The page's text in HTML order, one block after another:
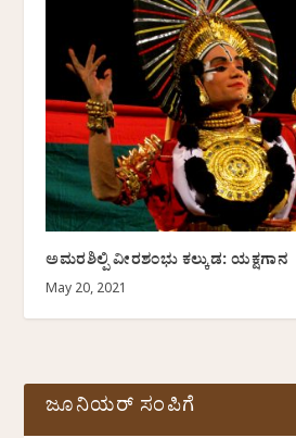
ಅಮರಶಿಲ್ಪಿ ವೀರಶಂಭು ಕಲ್ಕುಡ: ಯಕ್ಷಗಾನ
May 20, 2021
ಜೂನಿಯರ್ ಸಂಪಿಗೆ